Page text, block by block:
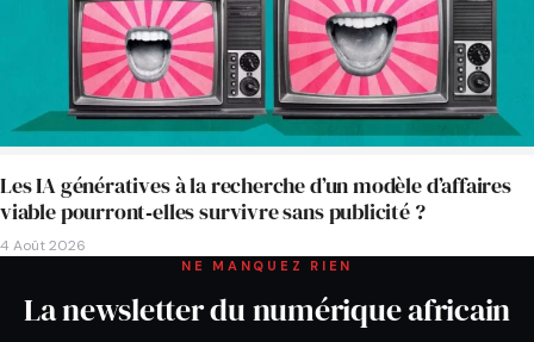
Les IA génératives à la recherche d’un modèle d’affaires
viable pourront‑elles survivre sans publicité ?
4 Août 2026
NE MANQUEZ RIEN
La newsletter du numérique africain